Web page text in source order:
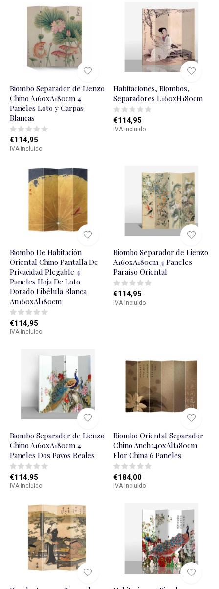
Biombo Separador de Lienzo
Chino A160xA180cm 4
Paneles Loto y Carpas
Blancas
€114,95
IVA incluido
Habitaciones, Biombos,
Separadores L160xH180cm
€114,95
IVA incluido
Biombo De Habitación
Oriental Chino Pantalla De
Privacidad Plegable 4
Paneles Hoja De Loto
Dorado Libélula Blanca
An160xAl180cm
€114,95
IVA incluido
Biombo Separador de Lienzo
A160xA180cm 4 Paneles
Paraí­so Oriental
€114,95
IVA incluido
Biombo Separador de Lienzo
Chino A160xA180cm 4
Paneles Dos Pavos Reales
€114,95
IVA incluido
Biombo Oriental Separador
Chino Anch240xAlt180cm
Flor China 6 Paneles
€184,00
IVA incluido